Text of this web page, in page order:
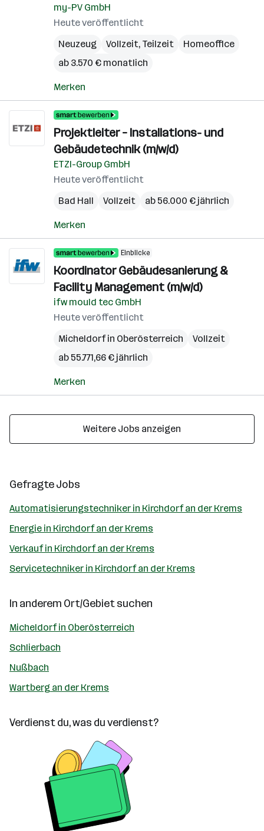
my-PV GmbH
Heute veröffentlicht
Neuzeug
Vollzeit, Teilzeit
Homeoffice
ab 3.570 € monatlich
Merken
Projektleiter – Installations- und
Gebäudetechnik (m/w/d)
ETZI-Group GmbH
Heute veröffentlicht
Bad Hall
Vollzeit ab 56.000 € jährlich
Merken
Einblicke
Koordinator Gebäudesanierung &
Facility Management (m/w/d)
ifw mould tec GmbH
Heute veröffentlicht
Micheldorf in Oberösterreich
Vollzeit
ab 55.771,66 € jährlich
Merken
Weitere Jobs anzeigen
Gefragte Jobs
Automatisierungstechniker in Kirchdorf an der Krems
Energie in Kirchdorf an der Krems
Verkauf in Kirchdorf an der Krems
Servicetechniker in Kirchdorf an der Krems
In anderem Ort/Gebiet suchen
Micheldorf in Oberösterreich
Schlierbach
Nußbach
Wartberg an der Krems
Verdienst du, was du verdienst?